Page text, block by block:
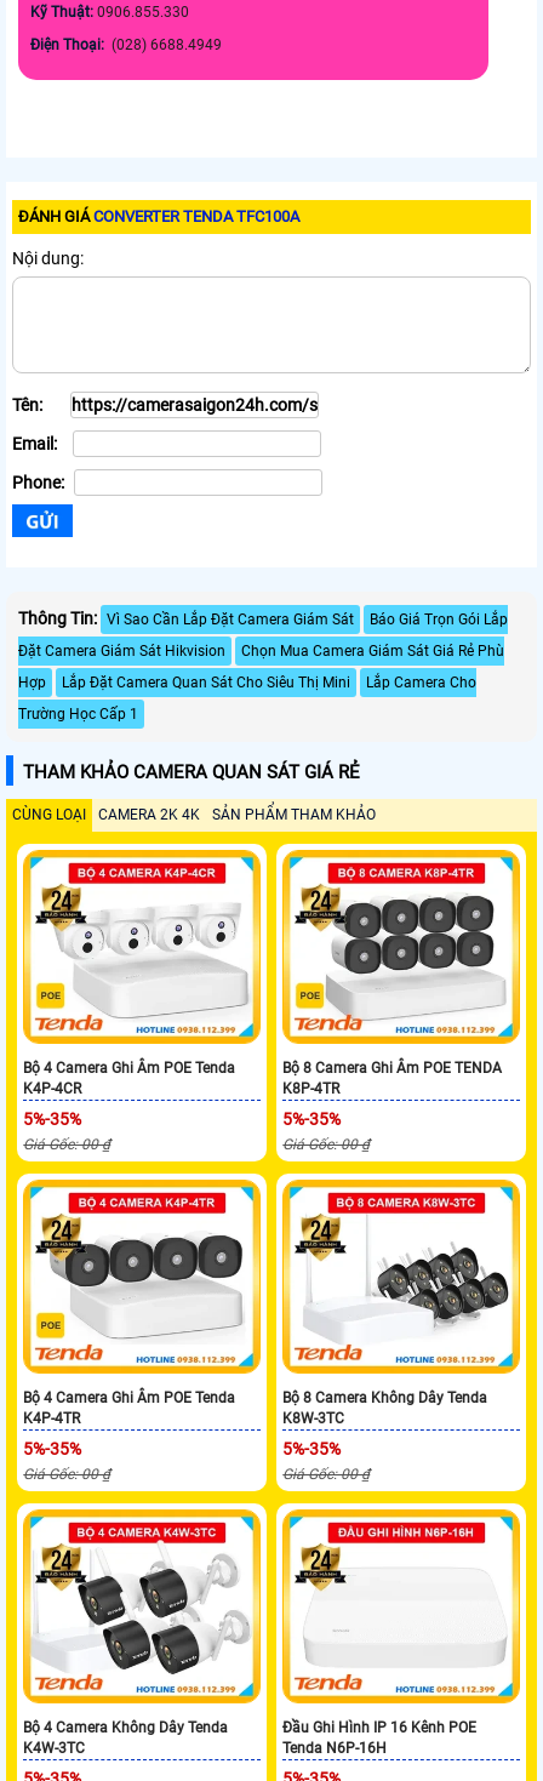
Kỹ Thuật: 0906.855.330
Điện Thoại: (028) 6688.4949
ĐÁNH GIÁCONVERTER TENDA TFC100A
Nội dung:
Tên:
Email:
Phone:
Thông Tin: Vì Sao Cần Lắp Đặt Camera Giám Sát
Báo Giá Trọn Gói Lắp
Đặt Camera Giám Sát Hikvision
Chọn Mua Camera Giám Sát Giá Rẻ Phù
Hợp
Lắp Đặt Camera Quan Sát Cho Siêu Thị Mini
Lắp Camera Cho
Trường Học Cấp 1
THAM KHẢO CAMERA QUAN SÁT GIÁ RẺ
CÙNG LOẠI CAMERA 2K 4K SẢN PHẨM THAM KHẢO
Bộ 4 Camera Ghi Âm POE Tenda
K4P-4CR
5%-35%
Giá Gốc: 00 ₫
Bộ 8 Camera Ghi Âm POE TENDA
K8P-4TR
5%-35%
Giá Gốc: 00 ₫
Bộ 4 Camera Ghi Âm POE Tenda
K4P-4TR
5%-35%
Giá Gốc: 00 ₫
Bộ 8 Camera Không Dây Tenda
K8W-3TC
5%-35%
Giá Gốc: 00 ₫
Bộ 4 Camera Không Dây Tenda
K4W-3TC
Đầu Ghi Hình IP 16 Kênh POE
Tenda N6P-16H